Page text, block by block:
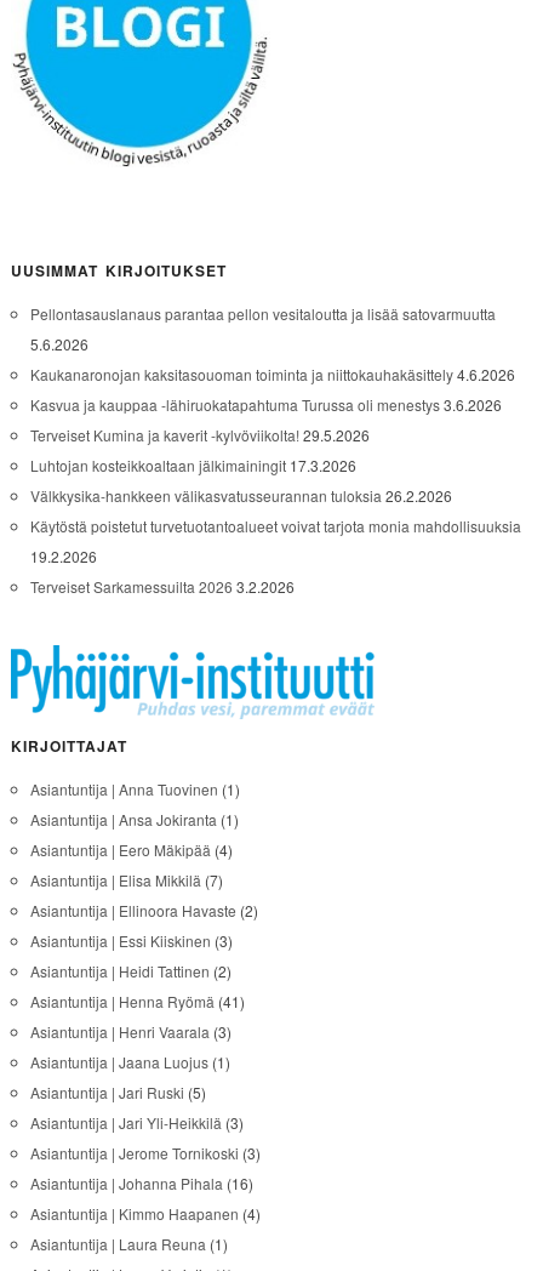
UUSIMMAT KIRJOITUKSET
Pellontasauslanaus parantaa pellon vesitaloutta ja lisää satovarmuutta
5.6.2026
Kaukanaronojan kaksitasouoman toiminta ja niittokauhakäsittely4.6.2026
Kasvua ja kauppaa -lähiruokatapahtuma Turussa oli menestys3.6.2026
Terveiset Kumina ja kaverit -kylvöviikolta!29.5.2026
Luhtojan kosteikkoaltaan jälkimainingit 17.3.2026
Välkkysika-hankkeen välikasvatusseurannan tuloksia 26.2.2026
Käytöstä poistetut turvetuotantoalueet voivat tarjota monia mahdollisuuksia
19.2.2026
Terveiset Sarkamessuilta 2026 3.2.2026
KIRJOITTAJAT
Asiantuntija | Anna Tuovinen (1)
Asiantuntija | Ansa Jokiranta (1)
Asiantuntija | Eero Mäkipää (4)
Asiantuntija | Elisa Mikkilä (7)
Asiantuntija | Ellinoora Havaste (2)
Asiantuntija | Essi Kiiskinen (3)
Asiantuntija | Heidi Tattinen (2)
Asiantuntija | Henna Ryömä (41)
Asiantuntija | Henri Vaarala (3)
Asiantuntija | Jaana Luojus(1)
Asiantuntija | Jari Ruski (5)
Asiantuntija | Jari Yli-Heikkilä (3)
Asiantuntija | Jerome Tornikoski (3)
Asiantuntija | Johanna Pihala (16)
Asiantuntija | Kimmo Haapanen (4)
Asiantuntija | Laura Reuna (1)